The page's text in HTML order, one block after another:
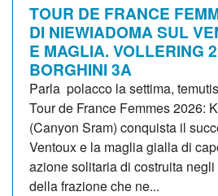
TOUR DE FRANCE
DI NIEWIADOMA SUL
E MAGLIA. VOLLERING
BORGHINI 3A
Parla polacco la settima,
Tour de France Femmes 2026:
(Canyon Sram) conquista il
Ventoux e la maglia gialla di
azione solitaria di costruita
della frazione che ne...